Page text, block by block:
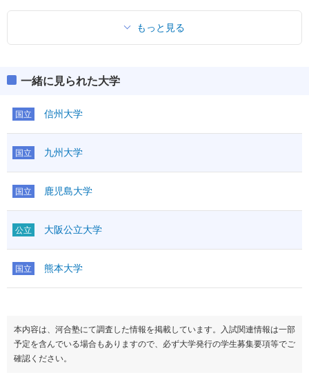
もっと見る
一緒に見られた大学
国立 信州大学
国立 九州大学
国立 鹿児島大学
公立 大阪公立大学
国立 熊本大学
本内容は、河合塾にて調査した情報を掲載しています。入試関連情報は一部
予定を含んでいる場合もありますので、必ず大学発行の学生募集要項等でご
確認ください。